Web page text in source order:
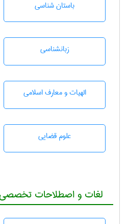
باستان شناسی
زبانشناسی
الهیات و معارف اسلامی
علوم قضایی
لغات و اصطلاحات تخصصی